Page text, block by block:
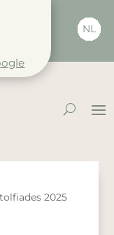
NL
2025